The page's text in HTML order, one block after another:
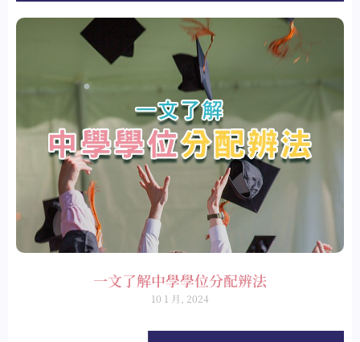
一文了解中學學位分配辨法
10 1 月, 2024